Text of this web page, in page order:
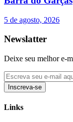
5 de agosto, 2026
Newslatter
Deixe seu melhor e-
Inscreva-se
Links